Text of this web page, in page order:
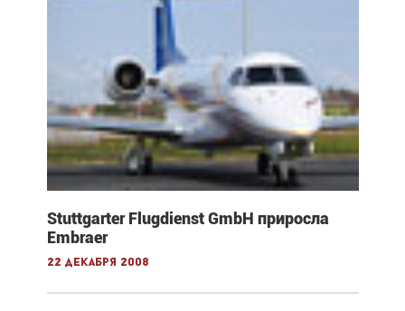
Stuttgarter Flugdienst GmbH приросла
Embraer
22 декабря 2008